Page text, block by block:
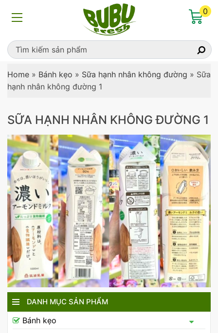
0
Home » Bánh kẹo » Sữa hạnh nhân không đường » Sữa
hạnh nhân không đường 1
SỮA HẠNH NHÂN KHÔNG ĐƯỜNG 1
DANH MỤC SẢN PHẨM
Bánh kẹo